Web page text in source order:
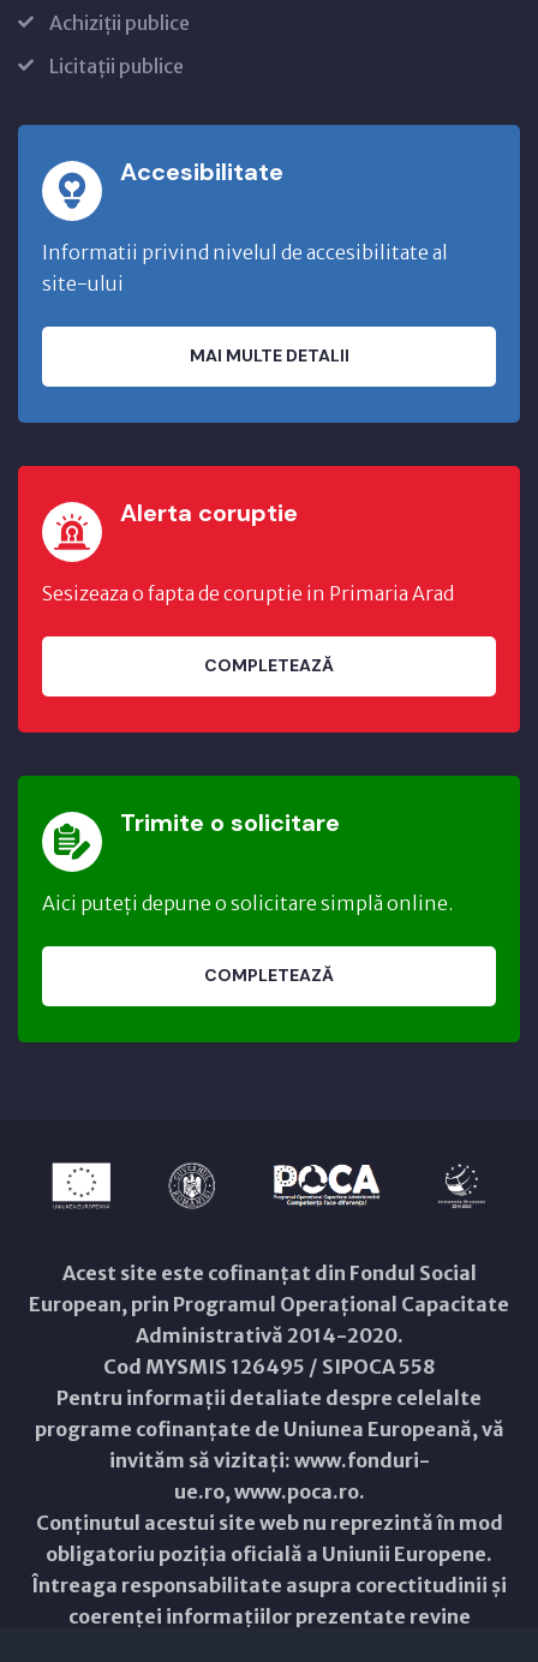
Achiziții publice
Licitații publice
Accesibilitate
Informatii privind nivelul de accesibilitate al
site-ului
MAI MULTE DETALII
Alerta coruptie
Sesizeaza o fapta de coruptie in Primaria Arad
COMPLETEAZĂ
Trimite o solicitare
Aici puteți depune o solicitare simplă online.
COMPLETEAZĂ
Acest site este cofinanțat din Fondul Social
European, prin Programul Operațional Capacitate
Administrativă 2014-2020.
Cod MYSMIS 126495 / SIPOCA 558
Pentru informații detaliate despre celelalte
programe cofinanțate de Uniunea Europeană, vă
invităm să vizitați: www.fonduri-
ue.ro,www.poca.ro.
Conținutul acestui site web nu reprezintă în mod
obligatoriu poziția oficială a Uniunii Europene.
Întreaga responsabilitate asupra corectitudinii și
coerenței informațiilor prezentate revine